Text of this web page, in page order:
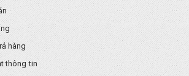
hàng
thông tin